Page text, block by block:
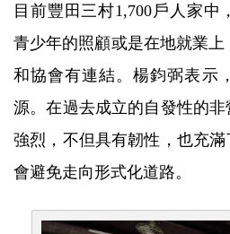
目前豐田三村1,700戶人家中
青少年的照顧或是在地就業上
和協會有連結。楊鈞弼表示
源。在過去成立的自發性的
強烈，不但具有韌性，也充
會避免走向形式化道路。